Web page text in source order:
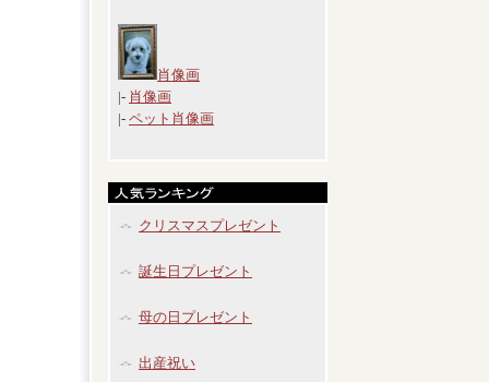
肖像画
|- 肖像画
|- ペット肖像画
クリスマスプレゼント
誕生日プレゼント
母の日プレゼント
出産祝い